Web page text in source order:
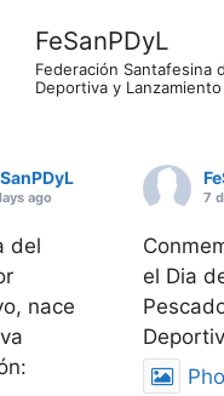
FeSanPDyL
Federación Santafesina
Deportiva y Lanzamiento
ago
del
nace
7
el Dia